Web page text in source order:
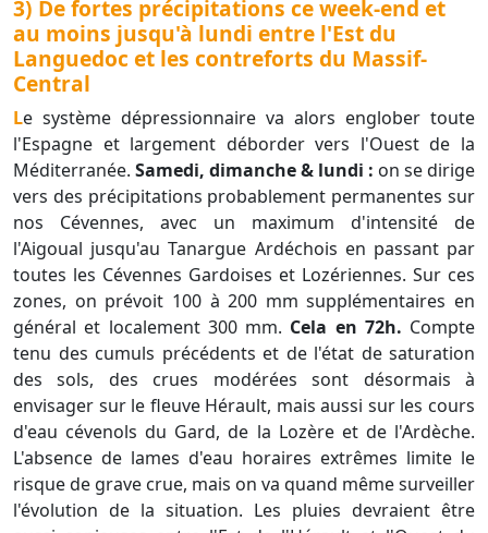
3) De fortes précipitations ce week-end et
au moins jusqu'à lundi entre l'Est du
Languedoc et les contreforts du Massif-
Central
Le système dépressionnaire va alors englober toute
l'Espagne et largement déborder vers l'Ouest de la
Méditerranée. Samedi, dimanche & lundi : on se dirige
vers des précipitations probablement permanentes sur
nos Cévennes, avec un maximum d'intensité de
l'Aigoual jusqu'au Tanargue Ardéchois en passant par
toutes les Cévennes Gardoises et Lozériennes. Sur ces
zones, on prévoit 100 à 200 mm supplémentaires en
général et localement 300 mm. Cela en 72h. Compte
tenu des cumuls précédents et de l'état de saturation
des sols, des crues modérées sont désormais à
envisager sur le fleuve Hérault, mais aussi sur les cours
d'eau cévenols du Gard, de la Lozère et de l'Ardèche.
L'absence de lames d'eau horaires extrêmes limite le
risque de grave crue, mais on va quand même surveiller
l'évolution de la situation. Les pluies devraient être